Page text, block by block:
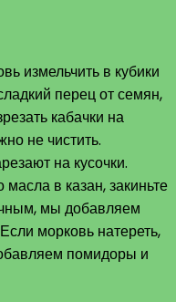
измельчить в кубики
перец от семян,
кабачки на
не чистить.
на кусочки.
в казан, закиньте
мы добавляем
морковь натереть,
помидоры и